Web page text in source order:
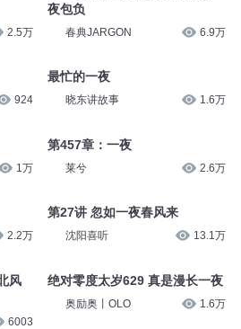
2.5万
924
1万
2.2万
风
6003
夜包负
春典JARGON 6.9万
最忙的一夜
晓东讲故事 1.6万
第457章：一夜
莱兮 2.6万
第27讲 忽如一夜春风来
沈阳喜听 13.1万
绝对零度太岁629 真是漫长一夜
奥励奥丨OLO 1.6万